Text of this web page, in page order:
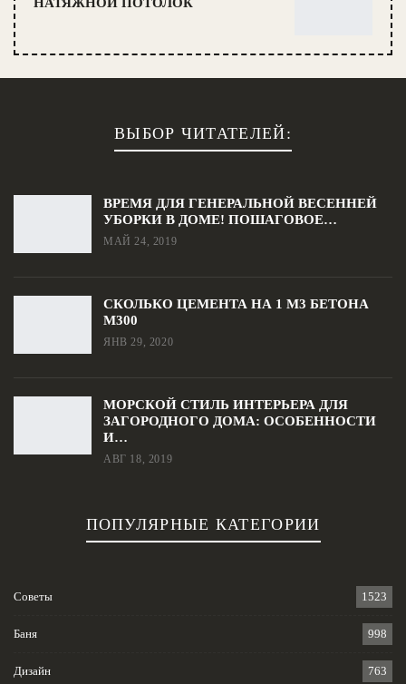
ВЫБОР ЧИТАТЕЛЕЙ:
ВРЕМЯ ДЛЯ ГЕНЕРАЛЬНОЙ ВЕСЕННЕЙ
УБОРКИ В ДОМЕ! ПОШАГОВОЕ…
МАЙ 24, 2019
СКОЛЬКО ЦЕМЕНТА НА 1 М3 БЕТОНА
М300
ЯНВ 29, 2020
МОРСКОЙ СТИЛЬ ИНТЕРЬЕРА ДЛЯ
ЗАГОРОДНОГО ДОМА: ОСОБЕННОСТИ
И…
АВГ 18, 2019
ПОПУЛЯРНЫЕ КАТЕГОРИИ
Советы 1523
Баня 998
Дизайн 763